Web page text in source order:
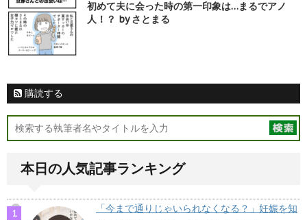
初めて夫に会った時の第一印象は…まるでアノ
人！？ by さとまる
購読する
本日の人気記事ランキング
「今まで通りじゃいられなくなる？」妊娠を知